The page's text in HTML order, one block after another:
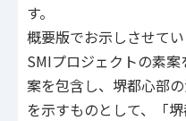
す。
概要版でお示しさせて
SMIプロジェクトの素
案を包含し、堺都心部
を示すものとして、「